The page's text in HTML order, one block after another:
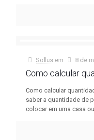
Sollus em 8 de
Como calcular
Como calcular
saber a quantidade de
colocar em uma casa